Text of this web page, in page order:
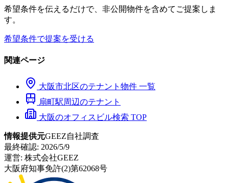
希望条件を伝えるだけで、非公開物件を含めてご提案しま
す。
希望条件で提案を受ける
関連ページ
大阪市北区のテナント物件 一覧
扇町駅周辺のテナント
大阪のオフィスビル検索 TOP
情報提供元GEEZ自社調査
最終確認: 2026/5/9
運営: 株式会社GEEZ
大阪府知事免許(2)第62068号